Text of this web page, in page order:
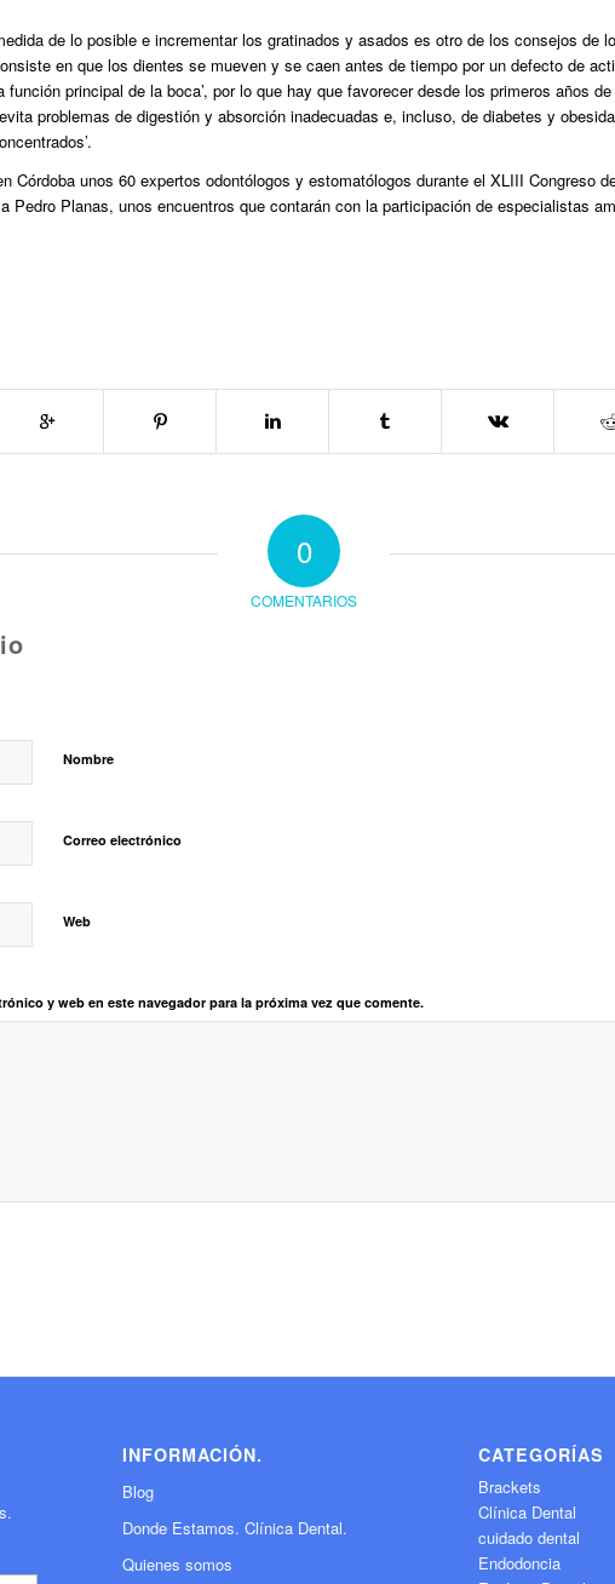
de lo posible e incrementar los gratinados y asados es otro de los consejos de
en que los dientes se mueven y se caen antes de tiempo por un defecto de
función principal de la boca’, por lo que hay que favorecer desde los primeros años
problemas de digestión y absorción inadecuadas e, incluso, de diabetes y
Córdoba unos 60 expertos odontólogos y estomatólogos durante el XLIII Congreso
Pedro Planas, unos encuentros que contarán con la participación de especialistas
0
COMENTARIOS
Nombre
Correo electrónico
Web
y web en este navegador para la próxima vez que comente.
INFORMACIÓN.
Blog
Donde Estamos. Clínica Dental.
Quienes somos
CATEGORÍAS
Brackets
Clínica Dental
cuidado dental
Endodoncia